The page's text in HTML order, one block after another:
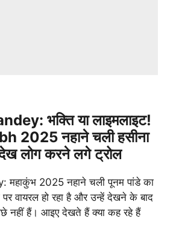
भक्ति या लाइमलाइट!
2025 नहाने चली हसीना
लोग करने लगे ट्रोल
महाकुंभ 2025 नहाने चली पूनम पांडे का
पर वायरल हो रहा है और उन्हें देखने के बाद
नहीं हैं। आइए देखते हैं क्या कह रहे हैं